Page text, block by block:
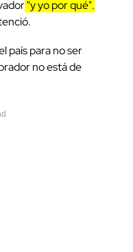
"y yo por qué".
país para no ser
no está de